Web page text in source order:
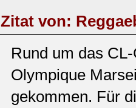
Zitat von:
Rund um das
Olympique
gekommen. Für